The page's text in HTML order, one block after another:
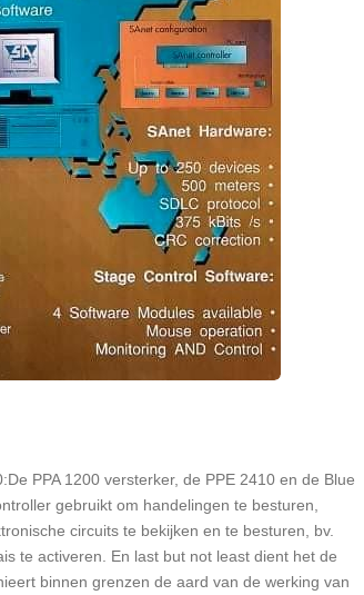
PPA 1200 versterker, de PPE 2410 en de Blue
gebruikt om handelingen te besturen,
circuits te bekijken en te besturen, bv.
te activeren. En last but not least dient het de
binnen grenzen de aard van de werking van